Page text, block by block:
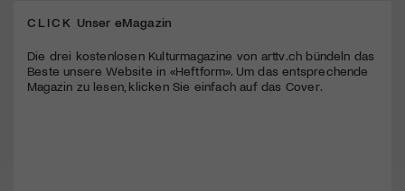
CLICK Unser eMagazin
Die drei kostenlosen Kulturmagazine von arttv.ch bündeln das
Beste unsere Website in «Heftform». Um das entsprechende
Magazin zu lesen, klicken Sie einfach auf das Cover.